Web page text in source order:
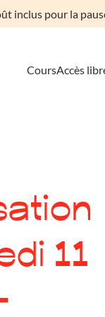
inclus pour la
CoursAccès
11